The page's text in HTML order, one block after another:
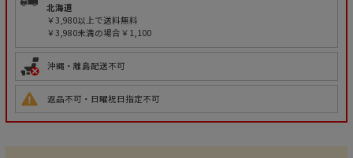
北海道
￥3,980以上で送料無料
￥3,980未満の場合￥1,100
沖縄・離島配送不可
返品不可・日曜祝日指定不可